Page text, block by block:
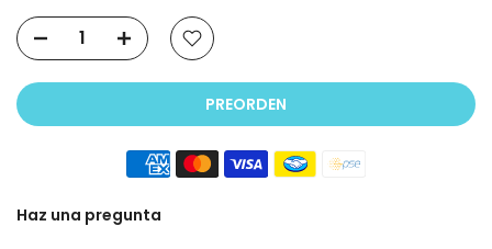
PREORDEN
Haz una pregunta